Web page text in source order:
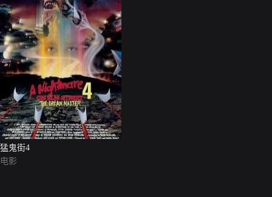
猛鬼街4
电影